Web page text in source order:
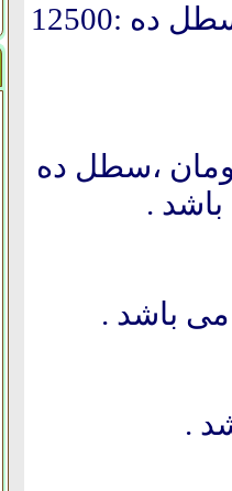
سطل چهار :5000 تومان ، سطل هفت :8500 سطل ده :12500
:3000 تومان ، سطل هفت :6000 تومان ،سطل ده